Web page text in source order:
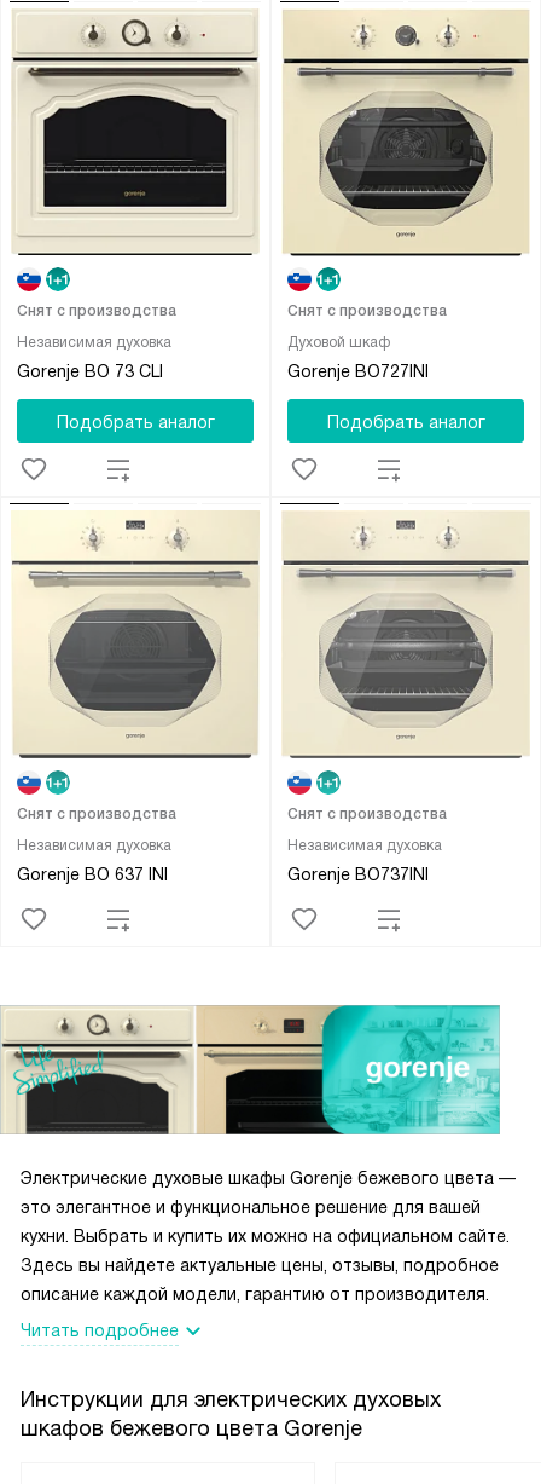
Независимая духовка
Gorenje BO 73 CLI
Снят с производства
Подобрать аналог
Духовой шкаф
Gorenje BO727INI
Снят с производства
Подобрать аналог
Независимая духовка
Gorenje BO 637 INI
Снят с производства
Независимая духовка
Gorenje BO737INI
Снят с производства
Электрические духовые шкафы Gorenje бежевого цвета —
это элегантное и функциональное решение для вашей
кухни. Выбрать и купить их можно на официальном сайте.
Здесь вы найдете актуальные цены, отзывы, подробное
описание каждой модели, гарантию от производителя.
Читать подробнее
Инструкции для электрических духовых
шкафов бежевого цвета Gorenje